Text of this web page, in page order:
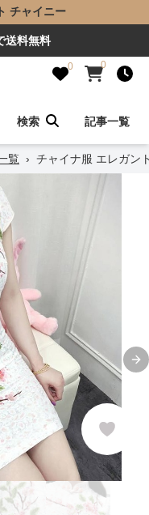
チャイニー
送料無料
0 0
検索 記事一覧
覧 › チャイナ服 エレガン